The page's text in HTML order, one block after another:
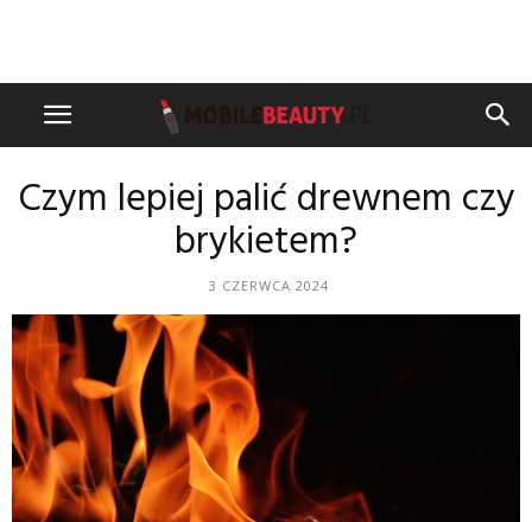
Czym lepiej palić drewnem czy
brykietem?
3 CZERWCA 2024